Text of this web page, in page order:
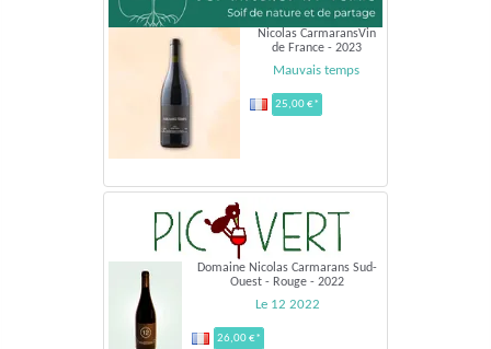
Nicolas CarmaransVin
de France - 2023
Mauvais temps
25,00 €*
Domaine Nicolas Carmarans Sud-
Ouest - Rouge - 2022
Le 12 2022
26,00 €*